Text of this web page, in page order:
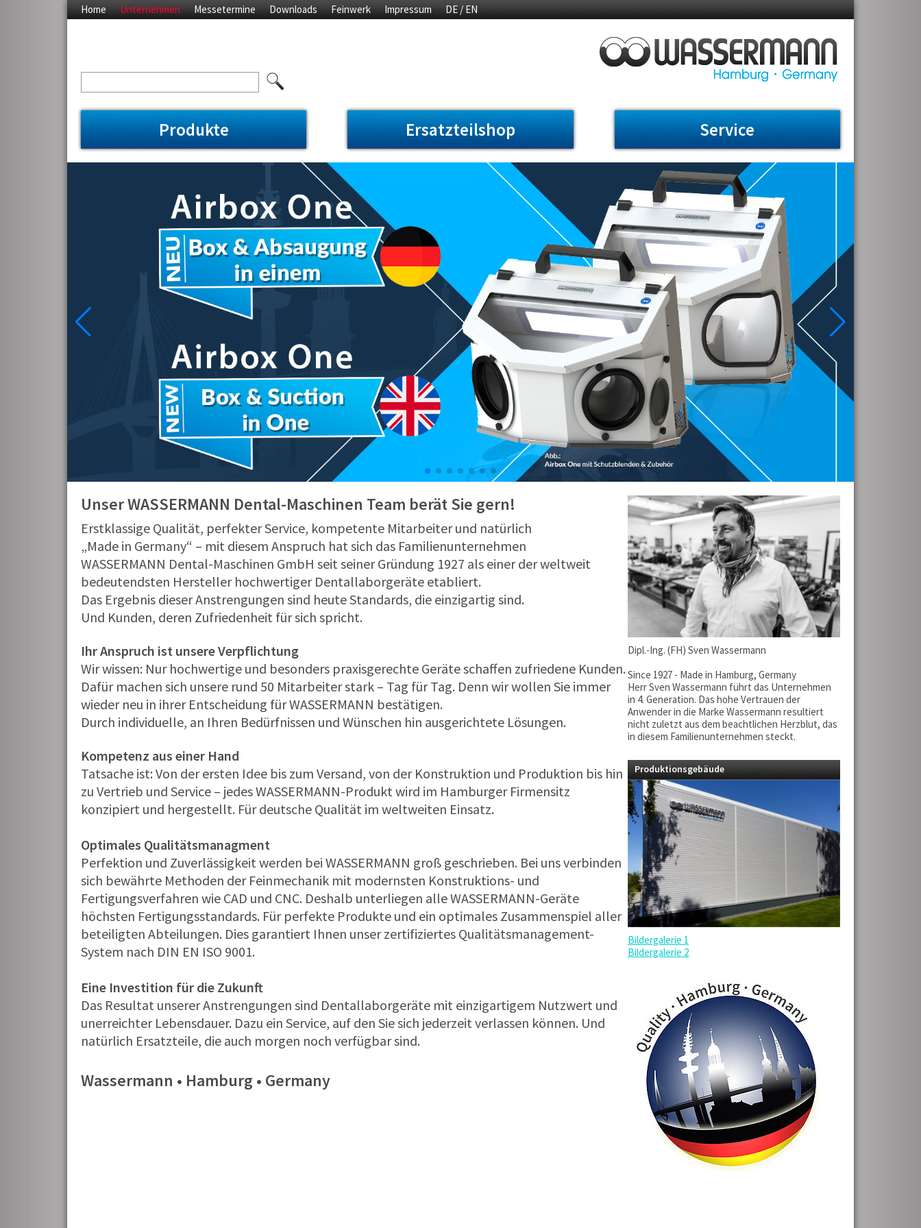
Home Unternehmen Messetermine Downloads Feinwerk Impressum DE / EN
Produkte Ersatzteilshop Service
Unser WASSERMANN Dental-Maschinen Team berät Sie gern!
Erstklassige Qualität, perfekter Service, kompetente Mitarbeiter und natürlich
„Made in Germany“ – mit diesem Anspruch hat sich das Familienunternehmen
WASSERMANN Dental-Maschinen GmbH seit seiner Gründung 1927 als einer der weltweit
bedeutendsten Hersteller hochwertiger Dentallaborgeräte etabliert.
Das Ergebnis dieser Anstrengungen sind heute Standards, die einzigartig sind.
Und Kunden, deren Zufriedenheit für sich spricht.
Ihr Anspruch ist unsere Verpflichtung
Wir wissen: Nur hochwertige und besonders praxisgerechte Geräte schaffen zufriedene Kunden.
Dafür machen sich unsere rund 50 Mitarbeiter stark – Tag für Tag. Denn wir wollen Sie immer
wieder neu in ihrer Entscheidung für WASSERMANN bestätigen.
Durch individuelle, an Ihren Bedürfnissen und Wünschen hin ausgerichtete Lösungen.
Kompetenz aus einer Hand
Tatsache ist: Von der ersten Idee bis zum Versand, von der Konstruktion und Produktion bis hin
zu Vertrieb und Service – jedes WASSERMANN-Produkt wird im Hamburger Firmensitz
konzipiert und hergestellt. Für deutsche Qualität im weltweiten Einsatz.
Optimales Qualitätsmanagment
Perfektion und Zuverlässigkeit werden bei WASSERMANN groß geschrieben. Bei uns verbinden
sich bewährte Methoden der Feinmechanik mit modernsten Konstruktions- und
Fertigungsverfahren wie CAD und CNC. Deshalb unterliegen alle WASSERMANN-Geräte
höchsten Fertigungsstandards. Für perfekte Produkte und ein optimales Zusammenspiel aller
beteiligten Abteilungen. Dies garantiert Ihnen unser zertifiziertes Qualitätsmanagement-
System nach DIN EN ISO 9001.
Eine Investition für die Zukunft
Das Resultat unserer Anstrengungen sind Dentallaborgeräte mit einzigartigem Nutzwert und
unerreichter Lebensdauer. Dazu ein Service, auf den Sie sich jederzeit verlassen können. Und
natürlich Ersatzteile, die auch morgen noch verfügbar sind.
Wassermann • Hamburg • Germany
Dipl.-Ing. (FH) Sven Wassermann
Since 1927 - Made in Hamburg, Germany
Herr Sven Wassermann führt das Unternehmen
in 4. Generation. Das hohe Vertrauen der
Anwender in die Marke Wassermann resultiert
nicht zuletzt aus dem beachtlichen Herzblut, das
in diesem Familienunternehmen steckt.
Produktionsgebäude
Bildergalerie 1
Bildergalerie 2